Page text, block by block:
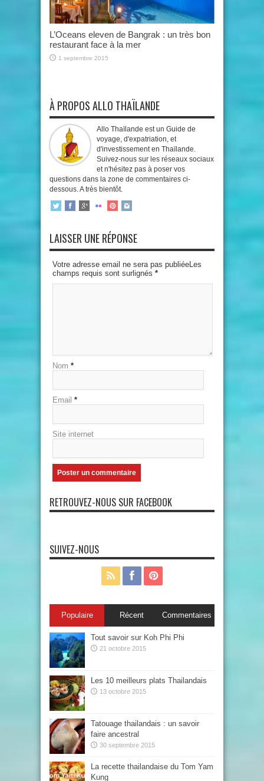
L’Oceans eleven de Bangrak : un très bon
restaurant face à la mer
1 septembre 2015
À PROPOS ALLO THAÏLANDE
Allo Thaïlande est un Guide de
voyage, d'expatriation, et
d'investissement en Thaïlande.
Suivez-nous sur les réseaux sociaux
et n'hésitez pas à poser vos
questions dans la zone de commentaires ci-
dessous. A très bientôt.
LAISSER UNE RÉPONSE
Votre adresse email ne sera pas publiéeLes
champs requis sont surlignés *
Nom *
Email *
Site internet
RETROUVEZ-NOUS SUR FACEBOOK
SUIVEZ-NOUS
Populaire Récent Commentaires
Tout savoir sur Koh Phi Phi
21 octobre 2015
Les 10 meilleurs plats Thailandais
13 octobre 2015
Tatouage thailandais : un savoir
faire ancestral
30 septembre 2015
La recette thailandaise du Tom Yam
Kung